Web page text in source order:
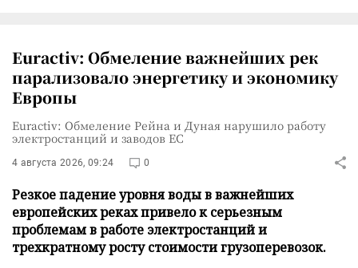
Euractiv: Обмеление важнейших рек
парализовало энергетику и экономику
Европы
Euractiv: Обмеление Рейна и Дуная нарушило работу
электростанций и заводов ЕС
4 августа 2026, 09:24 0
Резкое падение уровня воды в важнейших
европейских реках привело к серьезным
проблемам в работе электростанций и
трехкратному росту стоимости грузоперевозок.